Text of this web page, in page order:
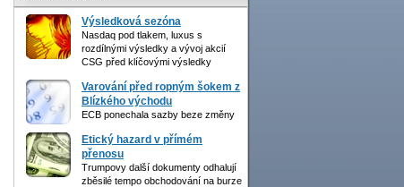
Výsledková sezóna
Nasdaq pod tlakem, luxus s
rozdílnými výsledky a vývoj akcií
CSG před klíčovými výsledky
Varování před ropným šokem z
Blízkého východu
ECB ponechala sazby beze změny
Etický hazard v přímém
přenosu
Trumpovy další dokumenty odhalují
zběsilé tempo obchodování na burze